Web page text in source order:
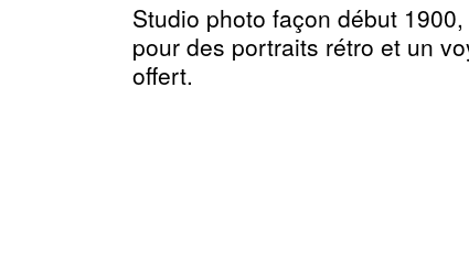
Studio photo façon début
pour des portraits rétro et un
offert.